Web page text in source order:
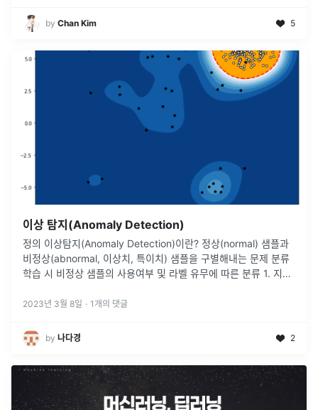
by Chan Kim 5
이상 탐지(Anomaly Detection)
정의 이상탐지(Anomaly Detection)이란? 정상(normal) 샘플과
비정상(abnormal, 이상치, 특이치) 샘플을 구별해내는 문제 분류
학습 시 비정상 샘플의 사용여부 및 라벨 유무에 따른 분류 1. 지도
2023년 3월 8일 · 1 개의 댓글
by 나다경 2